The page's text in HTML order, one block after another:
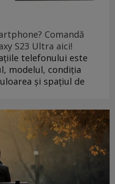
Comandă
S23 Ultra aici!
telefonului este
modelul, condiția
și spațiul de